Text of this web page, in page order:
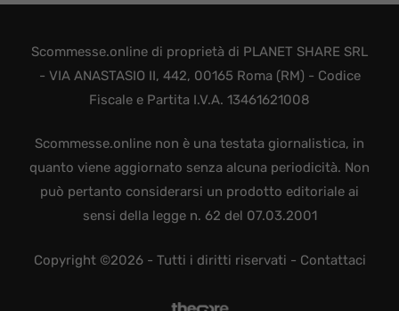
Scommesse.online di proprietà di PLANET SHARE SRL
- VIA ANASTASIO II, 442, 00165 Roma (RM) - Codice
Fiscale e Partita I.V.A. 13461621008
Scommesse.online non è una testata giornalistica, in
quanto viene aggiornato senza alcuna periodicità. Non
può pertanto considerarsi un prodotto editoriale ai
sensi della legge n. 62 del 07.03.2001
Copyright ©2026 - Tutti i diritti riservati - Contattaci